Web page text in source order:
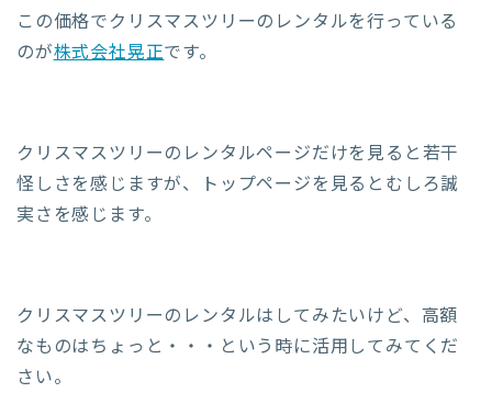
この価格でクリスマスツリーのレンタルを行っている
のが株式会社晃正です。
クリスマスツリーのレンタルページだけを見ると若干
怪しさを感じますが、トップページを見るとむしろ誠
実さを感じます。
クリスマスツリーのレンタルはしてみたいけど、高額
なものはちょっと・・・という時に活用してみてくだ
さい。